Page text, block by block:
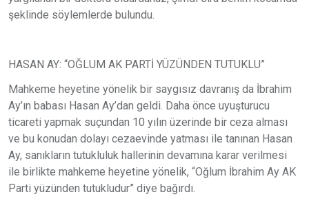
şeklinde söylemlerde bulundu.
HASAN AY: “OĞLUM AK PARTİ YÜZÜNDEN TUTUKLU”
Mahkeme heyetine yönelik bir saygısız davranış da İbrahim
Ay’ın babası Hasan Ay’dan geldi. Daha önce uyuşturucu
ticareti yapmak suçundan 10 yılın üzerinde bir ceza alması
ve bu konudan dolayı cezaevinde yatması ile tanınan Hasan
Ay, sanıkların tutukluluk hallerinin devamına karar verilmesi
ile birlikte mahkeme heyetine yönelik, “Oğlum İbrahim Ay AK
Parti yüzünden tutukludur” diye bağırdı.